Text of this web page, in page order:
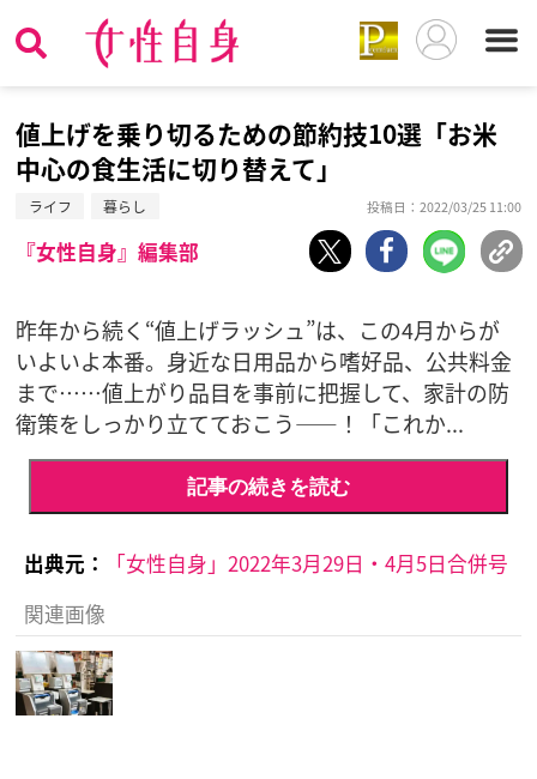
値上げを乗り切るための節約技10選「お米
中心の食生活に切り替えて」
ライフ 暮らし 投稿日：2022/03/25 11:00
『女性自身』編集部
昨年から続く“値上げラッシュ”は、この4月からが
いよいよ本番。身近な日用品から嗜好品、公共料金
まで……値上がり品目を事前に把握して、家計の防
衛策をしっかり立てておこう――！「これか...
記事の続きを読む
出典元：
「女性自身」2022年3月29日・4月5日合併号
関連画像